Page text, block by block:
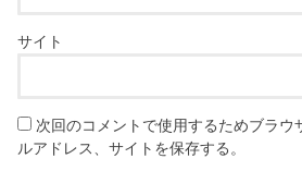
サイト
次回のコメントで使用するためブラウ
ルアドレス、サイトを保存する。